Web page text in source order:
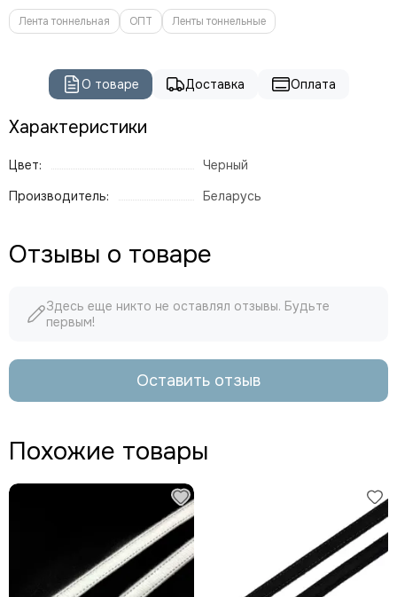
Лента тоннельная ОПТ Ленты тоннельные
О товаре Доставка Оплата
Характеристики
Цвет:
Черный
Производитель:
Беларусь
Отзывы о товаре
Здесь еще никто не оставлял отзывы. Будьте
первым!
Оставить отзыв
Похожие товары